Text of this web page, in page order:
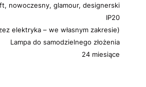
IP20
24 miesiące
nowoczesny, glamour, designerski
elektryka – we własnym zakresie)
Lampa do samodzielnego złożenia